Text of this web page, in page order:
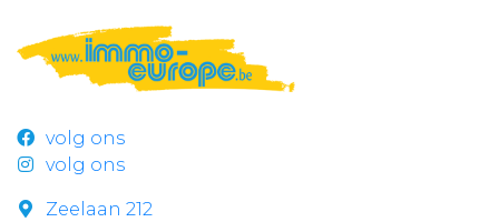
volg ons
volg ons
Zeelaan 212